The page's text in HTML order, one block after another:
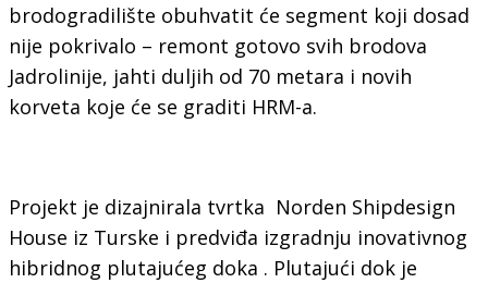
brodogradilište obuhvatit će segment koji dosad
nije pokrivalo – remont gotovo svih brodova
Jadrolinije, jahti duljih od 70 metara i novih
korveta koje će se graditi HRM-a.
Projekt je dizajnirala tvrtka Norden Shipdesign
House iz Turske i predviđa izgradnju inovativnog
hibridnog plutajućeg doka . Plutajući dok je